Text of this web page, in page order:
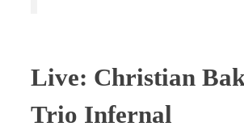
Live: Christian
Trio Infernal